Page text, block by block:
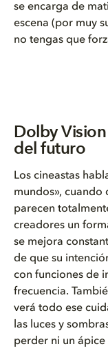
se encarga de
escena (por muy
no tengas que
Dolby
del futuro
Los cineastas
mundos», cuando
parecen
creadores un
se mejora
de que su
con funciones de
frecuencia.
verá todo ese
las luces y
perder ni un